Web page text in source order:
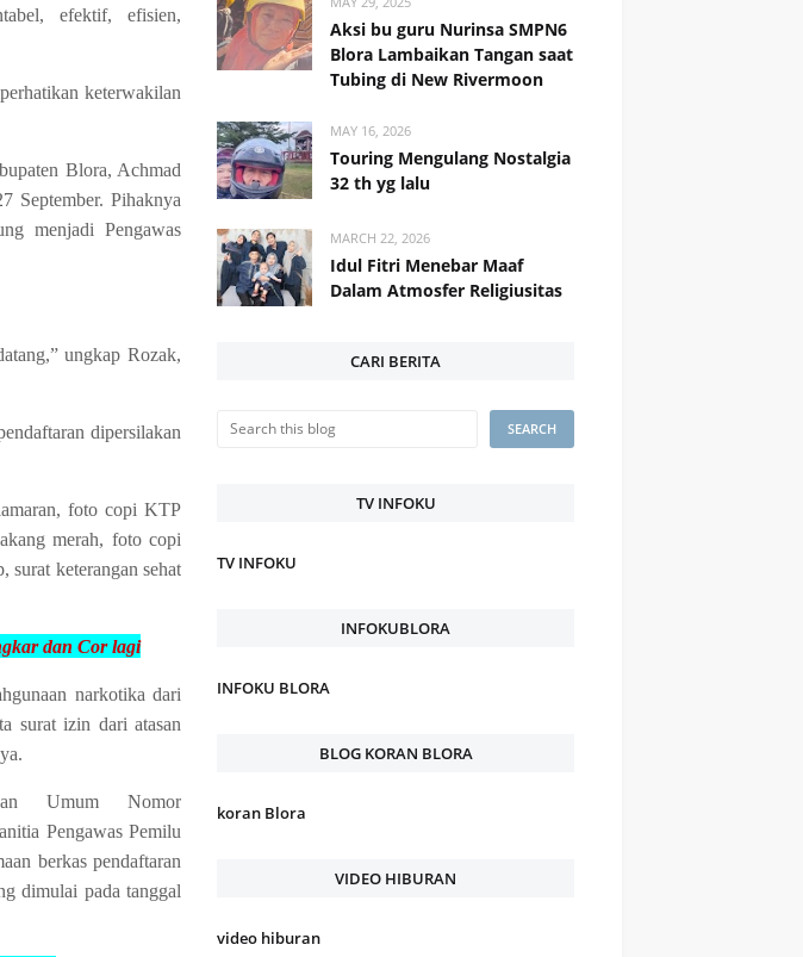
efektif, efisien,
keterwakilan
Blora, Achmad
September. Pihaknya
menjadi Pengawas
ungkap Rozak,
dipersilakan
foto copi KTP
merah, foto copi
keterangan sehat
dan Cor lagi
narkotika dari
surat izin dari atasan
Umum Nomor
Pengawas Pemilu
berkas pendaftaran
dimulai pada tanggal
Aksi bu guru Nurinsa SMPN6
Blora Lambaikan Tangan saat
Tubing di New Rivermoon
MAY 16, 2026
Touring Mengulang Nostalgia
32 th yg lalu
MARCH 22, 2026
Idul Fitri Menebar Maaf
Dalam Atmosfer Religiusitas
CARI BERITA
TV INFOKU
TV INFOKU
INFOKUBLORA
INFOKU BLORA
BLOG KORAN BLORA
koran Blora
VIDEO HIBURAN
video hiburan